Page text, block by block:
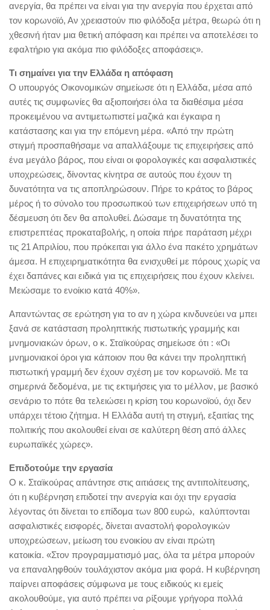
ανεργία, θα πρέπει να είναι για την ανεργία που έρχεται από
τον κορωνοϊό, Αν χρειαστούν πιο φιλόδοξα μέτρα, θεωρώ ότι η
χθεσινή ήταν μια θετική απόφαση και πρέπει να αποτελέσει το
εφαλτήριο για ακόμα πιο φιλόδοξες αποφάσεις».
Τι σημαίνει για την Ελλάδα η απόφαση
Ο υπουργός Οικονομικών σημείωσε ότι η Ελλάδα, μέσα από
αυτές τις συμφωνίες θα αξιοποιήσει όλα τα διαθέσιμα μέσα
προκειμένου να αντιμετωπιστεί μαζικά και έγκαιρα η
κατάστασης και για την επόμενη μέρα. «Από την πρώτη
στιγμή προσπαθήσαμε να απαλλάξουμε τις επιχειρήσεις από
ένα μεγάλο βάρος, που είναι οι φορολογικές και ασφαλιστικές
υποχρεώσεις, δίνοντας κίνητρα σε αυτούς που έχουν τη
δυνατότητα να τις αποπληρώσουν. Πήρε το κράτος το βάρος
μέρος ή το σύνολο του προσωπικού των επιχειρήσεων υπό τη
δέσμευση ότι δεν θα απολυθεί. Δώσαμε τη δυνατότητα της
επιστρεπτέας προκαταβολής, η οποία πήρε παράταση μέχρι
τις 21 Απριλίου, που πρόκειται για άλλο ένα πακέτο χρημάτων
άμεσα. Η επιχειρηματικότητα θα ενισχυθεί με πόρους χωρίς να
έχει δαπάνες και ειδικά για τις επιχειρήσεις που έχουν κλείνει.
Μειώσαμε το ενοίκιο κατά 40%».
Απαντώντας σε ερώτηση για το αν η χώρα κινδυνεύει να μπει
ξανά σε κατάσταση προληπτικής πιστωτικής γραμμής και
μνημονιακών όρων, ο κ. Σταϊκούρας σημείωσε ότι : «Οι
μνημονιακοί όροι για κάποιον που θα κάνει την προληπτική
πιστωτική γραμμή δεν έχουν σχέση με τον κορωνοϊό. Με τα
σημερινά δεδομένα, με τις εκτιμήσεις για το μέλλον, με βασικό
σενάριο το πότε θα τελειώσει η κρίση του κορωνοϊού, όχι δεν
υπάρχει τέτοιο ζήτημα. Η Ελλάδα αυτή τη στιγμή, εξαιτίας της
πολιτικής που ακολουθεί είναι σε καλύτερη θέση από άλλες
ευρωπαϊκές χώρες».
Επιδοτούμε την εργασία
Ο κ. Σταϊκούρας απάντησε στις αιτιάσεις της αντιπολίτευσης,
ότι η κυβέρνηση επιδοτεί την ανεργία και όχι την εργασία
λέγοντας ότι δίνεται το επίδομα των 800 ευρώ, καλύπτονται
ασφαλιστικές εισφορές, δίνεται αναστολή φορολογικών
υποχρεώσεων, μείωση του ενοικίου αν είναι πρώτη
κατοικία. «Στον προγραμματισμό μας, όλα τα μέτρα μπορούν
να επαναληφθούν τουλάχιστον ακόμα μια φορά. Η κυβέρνηση
παίρνει αποφάσεις σύμφωνα με τους ειδικούς κι εμείς
ακολουθούμε, για αυτό πρέπει να ρίξουμε γρήγορα πολλά